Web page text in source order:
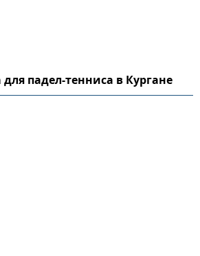
падел-тенниса в Кургане